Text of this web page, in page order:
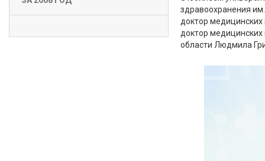
здравоохранения
доктор
доктор
области Людмила